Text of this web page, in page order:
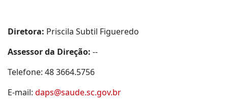
Diretora: Priscila Subtil Figueredo
Assessor da Direção: --
Telefone: 48 3664.5756
E-mail: daps@saude.sc.gov.br